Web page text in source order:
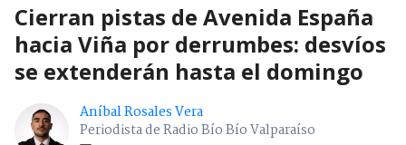
Cierran pistas de Avenida España
hacia Viña por derrumbes: desvíos
se extenderán hasta el domingo
Aníbal Rosales Vera
Periodista de Radio Bío Bío Valparaíso